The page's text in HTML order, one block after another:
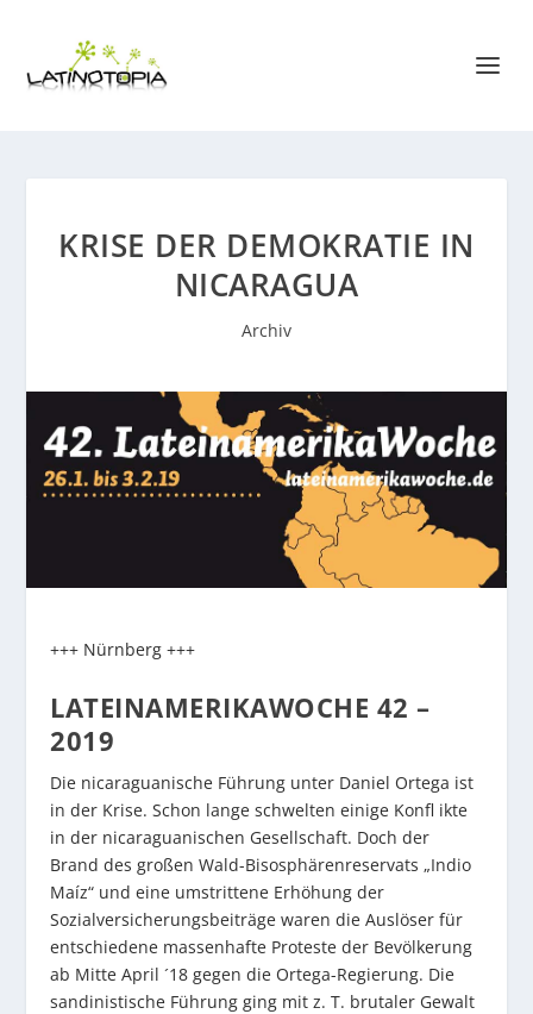
KRISE DER DEMOKRATIE IN
NICARAGUA
Archiv
+++ Nürnberg +++
LATEINAMERIKAWOCHE 42 –
2019
Die nicaraguanische Führung unter Daniel Ortega ist
in der Krise. Schon lange schwelten einige Konfl ikte
in der nicaraguanischen Gesellschaft. Doch der
Brand des großen Wald-Bisosphärenreservats „Indio
Maíz“ und eine umstrittene Erhöhung der
Sozialversicherungsbeiträge waren die Auslöser für
entschiedene massenhafte Proteste der Bevölkerung
ab Mitte April ´18 gegen die Ortega-Regierung. Die
sandinistische Führung ging mit z. T. brutaler Gewalt